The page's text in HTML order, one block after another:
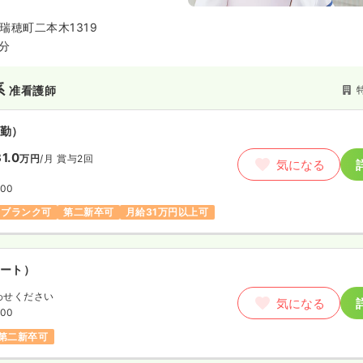
穂町二本木1319
准看護師
）
万円/月 賞与2回
ブランク可
第二新卒可 月給31万円以上可
気になる
ト）
せください
二新卒可
気になる